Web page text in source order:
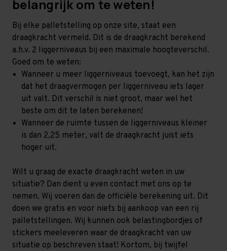
belangrijk om te weten!
Bij elke palletstelling op onze site, staat een
draagkracht vermeld. Dit is de draagkracht berekend
a.h.v. 2 liggerniveaus bij een maximale hoogteverschil.
Goed om te weten:
Wanneer u meer liggerniveaus toevoegt, kan het zijn
dat het draagvermogen per liggerniveau iets lager
uit valt. Dit verschil is niet groot, maar wel het
beste om dit te laten berekenen!
Wanneer de ruimte tussen de liggerniveaus kleiner
is dan 2,25 meter, valt de draagkracht juist iets
hoger uit.
Wilt u graag de exacte draagkracht weten in uw
situatie? Dan dient u even contact met ons op te
nemen. Wij voeren dan de officiële berekening uit. Dit
doen we gratis en voor niets bij aankoop van een rij
palletstellingen. Wij kunnen ook belastingbordjes of
stickers meeleveren waar de draagkracht van uw
situatie op beschreven staat! Kortom, bij twijfel